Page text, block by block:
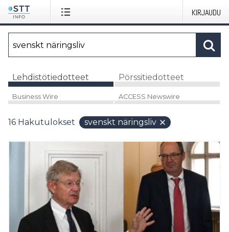
KIRJAUDU
Lehdistötiedotteet Pörssitiedotteet
Business Wire ACCESS Newswire
16 Hakutulokset svenskt näringsliv